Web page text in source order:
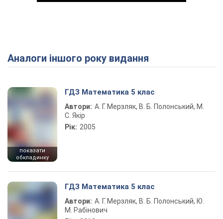
Play Video
Аналоги іншого року видання
показати
обкладинку
ГДЗ Математика 5 клас
Автори: А. Г. Мерзляк, В. Б. Полонський, М.
С. Якір
Рік: 2005
ГДЗ Математика 5 клас
Автори: А. Г. Мерзляк, В. Б. Полонський, Ю.
М. Рабінович